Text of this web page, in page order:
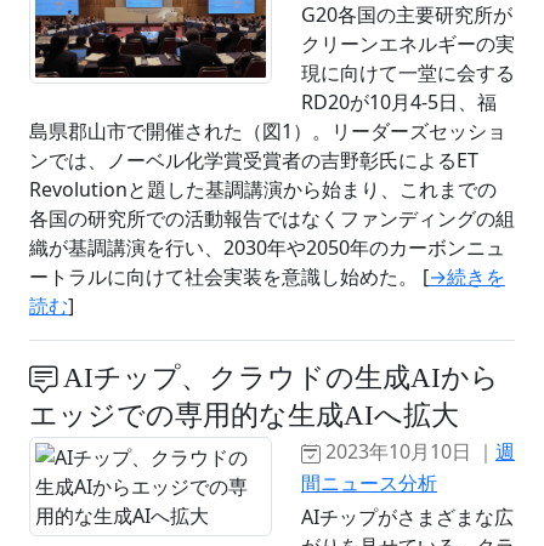
G20各国の主要研究所が
クリーンエネルギーの実
現に向けて一堂に会する
RD20が10月4‐5日、福
島県郡山市で開催された（図1）。リーダーズセッショ
ンでは、ノーベル化学賞受賞者の吉野彰氏によるET
Revolutionと題した基調講演から始まり、これまでの
各国の研究所での活動報告ではなくファンディングの組
織が基調講演を行い、2030年や2050年のカーボンニュ
ートラルに向けて社会実装を意識し始めた。 [→続きを
読む]
AIチップ、クラウドの生成AIから
エッジでの専用的な生成AIへ拡大
2023年10月10日 ｜ 週
間ニュース分析
AIチップがさまざまな広